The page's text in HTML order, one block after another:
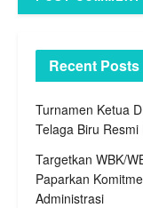
Recent Posts
Turnamen Ketua
Telaga Biru Resmi
Targetkan WBK/
Paparkan
Administrasi